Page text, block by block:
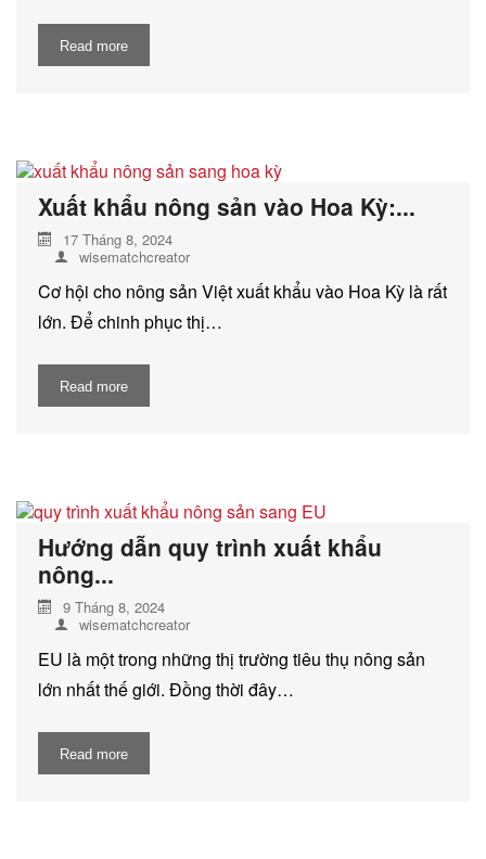
Read more
Xuất khẩu nông sản vào Hoa Kỳ:...
17 Tháng 8, 2024
wisematchcreator
Cơ hội cho nông sản Việt xuất khẩu vào Hoa Kỳ là rất
lớn. Để chinh phục thị…
Read more
Hướng dẫn quy trình xuất khẩu
nông...
9 Tháng 8, 2024
wisematchcreator
EU là một trong những thị trường tiêu thụ nông sản
lớn nhất thế giới. Đồng thời đây…
Read more